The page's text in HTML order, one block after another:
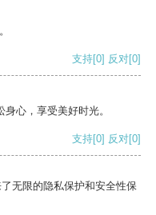
支持[0] 反对[0]
心，享受美好时光。
支持[0] 反对[0]
无限的隐私保护和安全性保